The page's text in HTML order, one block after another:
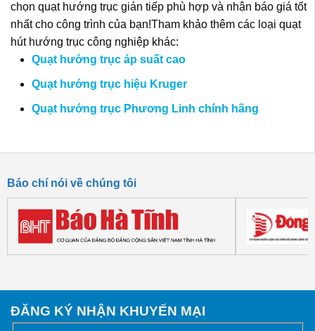
chọn quạt hướng trục gián tiếp phù hợp và nhận báo giá tốt
nhất cho công trình của bạn!Tham khảo thêm các loại quạt
hút hướng trục công nghiệp khác:
Quạt hướng trục áp suất cao
Quạt hướng trục hiệu Kruger
Quạt hướng trục Phương Linh chính hãng
Báo chí nói về chúng tôi
ĐĂNG KÝ NHẬN KHUYẾN MẠI